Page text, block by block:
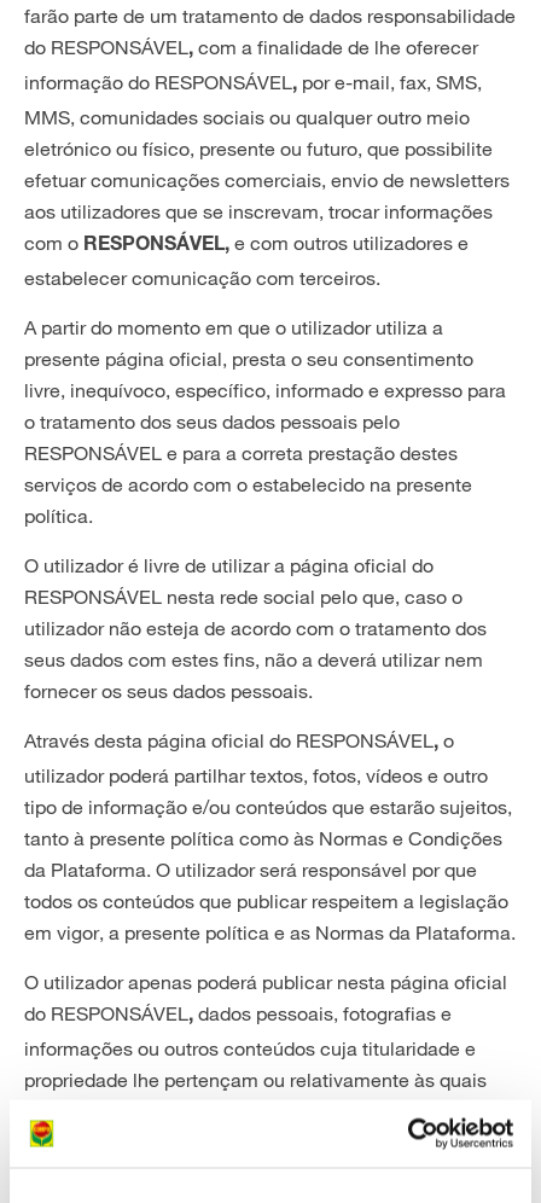
farão parte de um tratamento de dados responsabilidade
do RESPONSÁVEL, com a finalidade de lhe oferecer
informação do RESPONSÁVEL, por e-mail, fax, SMS,
MMS, comunidades sociais ou qualquer outro meio
eletrónico ou físico, presente ou futuro, que possibilite
efetuar comunicações comerciais, envio de newsletters
aos utilizadores que se inscrevam, trocar informações
com o RESPONSÁVEL, e com outros utilizadores e
estabelecer comunicação com terceiros.
A partir do momento em que o utilizador utiliza a
presente página oficial, presta o seu consentimento
livre, inequívoco, específico, informado e expresso para
o tratamento dos seus dados pessoais pelo
RESPONSÁVEL e para a correta prestação destes
serviços de acordo com o estabelecido na presente
política.
O utilizador é livre de utilizar a página oficial do
RESPONSÁVEL nesta rede social pelo que, caso o
utilizador não esteja de acordo com o tratamento dos
seus dados com estes fins, não a deverá utilizar nem
fornecer os seus dados pessoais.
Através desta página oficial do RESPONSÁVEL, o
utilizador poderá partilhar textos, fotos, vídeos e outro
tipo de informação e/ou conteúdos que estarão sujeitos,
tanto à presente política como às Normas e Condições
da Plataforma. O utilizador será responsável por que
todos os conteúdos que publicar respeitem a legislação
em vigor, a presente política e as Normas da Plataforma.
O utilizador apenas poderá publicar nesta página oficial
do RESPONSÁVEL, dados pessoais, fotografias e
informações ou outros conteúdos cuja titularidade e
propriedade lhe pertençam ou relativamente às quais